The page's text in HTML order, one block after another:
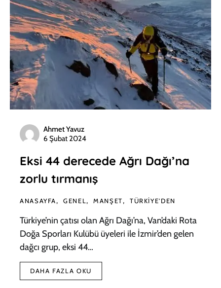
Ahmet Yavuz
6 Şubat 2024
Eksi 44 derecede Ağrı Dağı’na
zorlu tırmanış
ANASAYFA GENEL MANŞET TÜRKIYE'DEN
Türkiye’nin çatısı olan Ağrı Dağı’na, Van’daki Rota
Doğa Sporları Kulübü üyeleri ile İzmir’den gelen
dağcı grup, eksi 44…
DAHA FAZLA OKU